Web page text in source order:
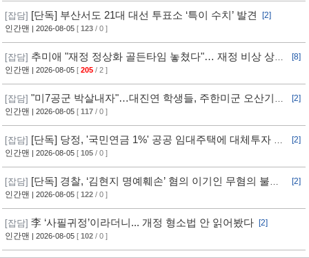
[잡담] [단독] 부산서도 21대 대선 투표소 ‘특이 수치’ 발견
[2]
인간맨 | 2026-08-05 [ 123 / 0 ]
[잡담] 추미애 "재정 정상화 골든타임 놓쳤다"… 재정 비상 상황
선언
[8]
인간맨 | 2026-08-05 [ 205 / 2 ]
[잡담] "미7공군 박살내자"…대진연 학생들, 주한미군 오산기지
무단침입 [영상]
[2]
인간맨 | 2026-08-05 [ 117 / 0 ]
[잡담] [단독] 당정, '국민연금 1%' 공공 임대주택에 대체투자 검
토
[2]
인간맨 | 2026-08-05 [ 105 / 0 ]
[잡담] [단독] 경찰, ‘김현지 명예훼손’ 혐의 이기인 무혐의 불송
치
[2]
인간맨 | 2026-08-05 [ 122 / 0 ]
[잡담] 李 ‘사필귀정’이라더니... 개정 형소법 안 읽어봤다
[2]
인간맨 | 2026-08-05 [ 102 / 0 ]